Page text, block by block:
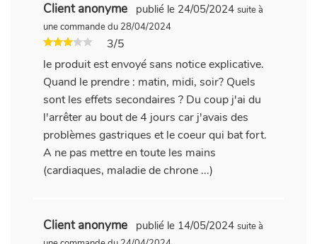
Client anonyme publié le 24/05/2024suite à
une commande du 28/04/2024
3/5
le produit est envoyé sans notice explicative.
Quand le prendre : matin, midi, soir? Quels
sont les effets secondaires ? Du coup j'ai du
l'arrêter au bout de 4 jours car j'avais des
problèmes gastriques et le coeur qui bat fort.
A ne pas mettre en toute les mains
(cardiaques, maladie de chrone ...)
Client anonyme publié le 14/05/2024suite à